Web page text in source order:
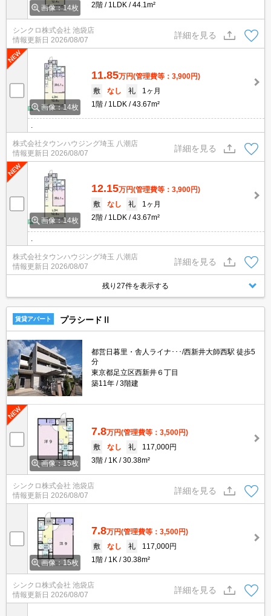
画像：14枚
2階
1LDK 44.1m²
シンクロ株式会社 池袋店
情報更新日 2026/08/07
詳細を見る
画像：14枚
11.85万円(管理費等：3,900円)
敷
なし 礼
1ヶ月
1階
1LDK 43.67m²
株式会社タウンハウジング埼玉 八潮店
情報更新日 2026/08/07
詳細を見る
画像：14枚
12.15万円(管理費等：3,900円)
敷
なし 礼
1ヶ月
2階
1LDK 43.67m²
株式会社タウンハウジング埼玉 八潮店
情報更新日 2026/08/07
詳細を見る
残り27件を表示する
賃貸アパート プラシードⅡ
都営日暮里・舎人ライナ･･･/西新井大師西駅 徒歩5
分
東京都足立区西新井６丁目
築11年
3階建
画像：15枚
7.8万円(管理費等：3,500円)
敷
なし 礼
117,000円
3階
1K 30.38m²
シンクロ株式会社 池袋店
情報更新日 2026/08/07
詳細を見る
画像：15枚
7.8万円(管理費等：3,500円)
敷
なし 礼
117,000円
1階
1K 30.38m²
シンクロ株式会社 池袋店
情報更新日 2026/08/07
詳細を見る